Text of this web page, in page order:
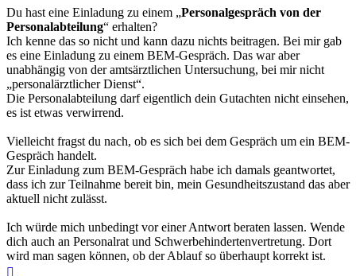
Du hast eine Einladung zu einem „Personalgespräch von der
Personalabteilung“ erhalten?
Ich kenne das so nicht und kann dazu nichts beitragen. Bei mir gab
es eine Einladung zu einem BEM-Gespräch. Das war aber
unabhängig von der amtsärztlichen Untersuchung, bei mir nicht
„personalärztlicher Dienst“.
Die Personalabteilung darf eigentlich dein Gutachten nicht einsehen,
es ist etwas verwirrend.
Vielleicht fragst du nach, ob es sich bei dem Gespräch um ein BEM-
Gespräch handelt.
Zur Einladung zum BEM-Gespräch habe ich damals geantwortet,
dass ich zur Teilnahme bereit bin, mein Gesundheitszustand das aber
aktuell nicht zulässt.
Ich würde mich unbedingt vor einer Antwort beraten lassen. Wende
dich auch an Personalrat und Schwerbehindertenvertretung. Dort
wird man sagen können, ob der Ablauf so überhaupt korrekt ist.